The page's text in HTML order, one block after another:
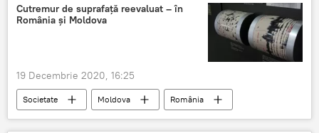
Cutremur de suprafață reevaluat – în
România și Moldova
19 Decembrie 2020, 16:25
Societate Moldova
România
cutremur